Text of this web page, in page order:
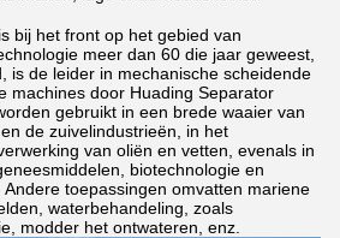
bij het front op het gebied van
meer dan 60 die jaar geweest,
is de leider in mechanische scheidende
machines door Huading Separator
gebruikt in een brede waaier van
de zuivelindustrieën, in het
van oliën en vetten, evenals in
biotechnologie en
toepassingen omvatten mariene
waterbehandeling, zoals
modder het ontwateren, enz.